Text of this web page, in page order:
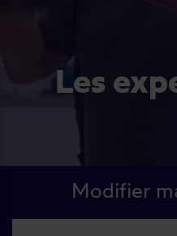
Les experts du volet
Modifier